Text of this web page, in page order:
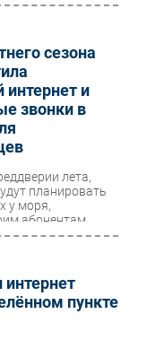
сезона
интернет и
звонки в
лета,
планировать
у моря,
абонентам
в...
интернет
пункте